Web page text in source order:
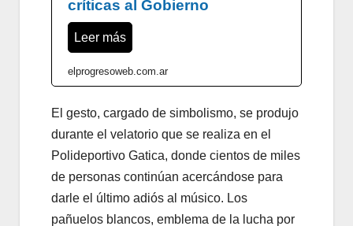
críticas al Gobierno
Leer más
elprogresoweb.com.ar
El gesto, cargado de simbolismo, se produjo
durante el velatorio que se realiza en el
Polideportivo Gatica, donde cientos de miles
de personas continúan acercándose para
darle el último adiós al músico. Los
pañuelos blancos, emblema de la lucha por